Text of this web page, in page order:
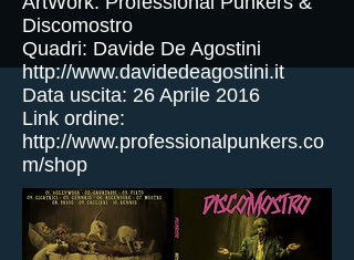
Discomostro
Quadri: Davide De Agostini
http://www.davidedeagostini.it
Data uscita: 26 Aprile 2016
Link ordine:
http://www.professionalpunkers.co
m/shop